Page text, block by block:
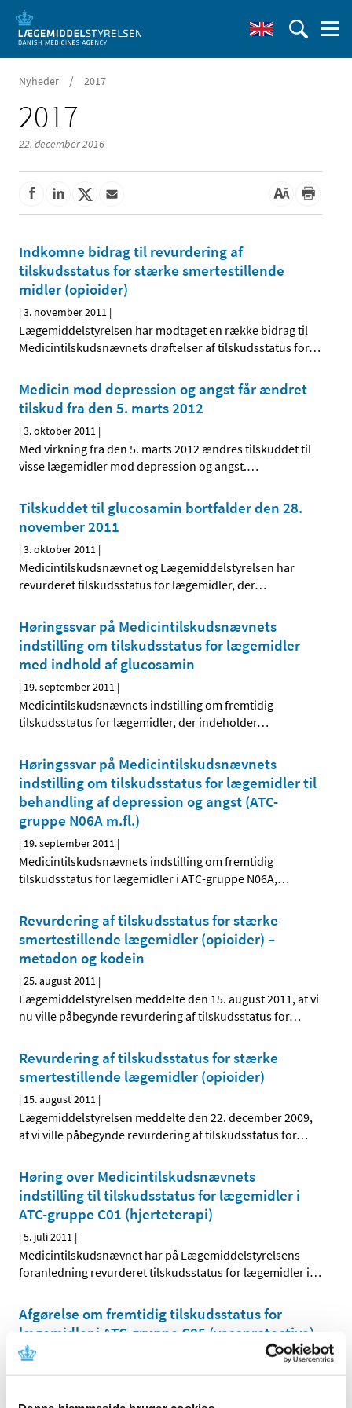
Nyheder / 2017
2017
22. december 2016
Indkomne bidrag til revurdering af
tilskudsstatus for stærke smertestillende
midler (opioider)
|3. november 2011 |
Lægemiddelstyrelsen har modtaget en række bidrag til
Medicintilskudsnævnets drøftelser af tilskudsstatus for…
Medicin mod depression og angst får ændret
tilskud fra den 5. marts 2012
|3. oktober 2011 |
Med virkning fra den 5. marts 2012 ændres tilskuddet til
visse lægemidler mod depression og angst.…
Tilskuddet til glucosamin bortfalder den 28.
november 2011
|3. oktober 2011 |
Medicintilskudsnævnet og Lægemiddelstyrelsen har
revurderet tilskudsstatus for lægemidler, der…
Høringssvar på Medicintilskudsnævnets
indstilling om tilskudsstatus for lægemidler
med indhold af glucosamin
| 19. september 2011 |
Medicintilskudsnævnets indstilling om fremtidig
tilskudsstatus for lægemidler, der indeholder…
Høringssvar på Medicintilskudsnævnets
indstilling om tilskudsstatus for lægemidler til
behandling af depression og angst (ATC-
gruppe N06A m.fl.)
| 19. september 2011 |
Medicintilskudsnævnets indstilling om fremtidig
tilskudsstatus for lægemidler i ATC-gruppe N06A,…
Revurdering af tilskudsstatus for stærke
smertestillende lægemidler (opioider) –
metadon og kodein
|25. august 2011 |
Lægemiddelstyrelsen meddelte den 15. august 2011, at vi
nu ville påbegynde revurdering af tilskudsstatus for…
Revurdering af tilskudsstatus for stærke
smertestillende lægemidler (opioider)
| 15. august 2011 |
Lægemiddelstyrelsen meddelte den 22. december 2009,
at vi ville påbegynde revurdering af tilskudsstatus for…
Høring over Medicintilskudsnævnets
indstilling til tilskudsstatus for lægemidler i
ATC-gruppe C01 (hjerteterapi)
|5. juli 2011 |
Medicintilskudsnævnet har på Lægemiddelstyrelsens
foranledning revurderet tilskudsstatus for lægemidler i…
Afgørelse om fremtidig tilskudsstatus for
lægemidler i ATC-gruppe C05 (vasoprotectiva)
|28. juni 2011
Lægemiddelstyrelsen har den 27. juni 2011 truffet